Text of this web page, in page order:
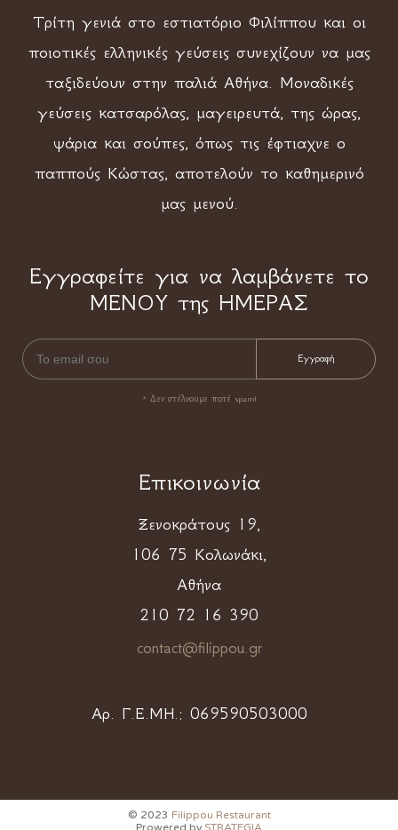
Τρίτη γενιά στο εστιατόριο Φιλίππου και οι
ποιοτικές ελληνικές γεύσεις συνεχίζουν να μας
ταξιδεύουν στην παλιά Αθήνα. Μοναδικές
γεύσεις κατσαρόλας, μαγειρευτά, της ώρας,
ψάρια και σούπες, όπως τις έφτιαχνε ο
παππούς Κώστας, αποτελούν το καθημερινό
μας μενού.
Εγγραφείτε για να λαμβάνετε το
ΜΕΝΟΥ της ΗΜΕΡΑΣ
* Δεν στέλνουμε ποτέ spam!
Επικοινωνία
Ξενοκράτους 19,
106 75 Κολωνάκι,
Αθήνα
210 72 16 390
contact@filippou.gr
Αρ. Γ.Ε.ΜΗ.: 069590503000
© 2023 Filippou Restaurant
Prowered by STRATEGIA